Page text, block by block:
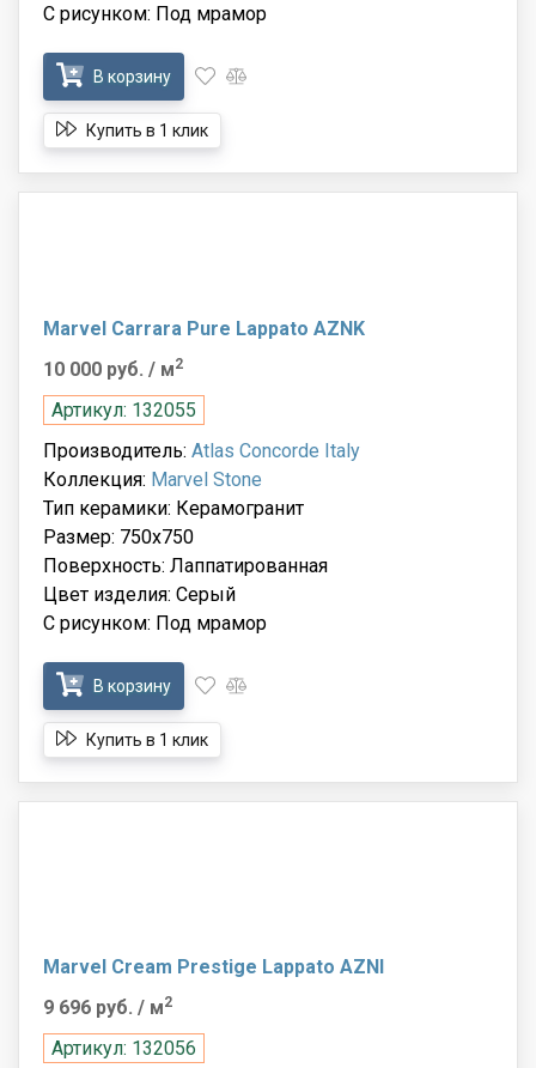
С рисунком: Под мрамор
В корзину
Купить в 1 клик
Marvel Carrara Pure Lappato AZNK
10 000 руб. / м2
Артикул: 132055
Производитель: Atlas Concorde Italy
Коллекция: Marvel Stone
Тип керамики: Керамогранит
Размер: 750x750
Поверхность: Лаппатированная
Цвет изделия: Серый
С рисунком: Под мрамор
В корзину
Купить в 1 клик
Marvel Cream Prestige Lappato AZNI
9 696 руб. / м2
Артикул: 132056